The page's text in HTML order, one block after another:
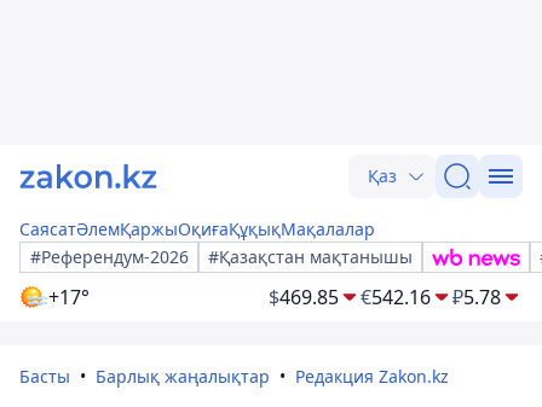
Қаз
СаясатӘлемҚаржыОқиғаҚұқықМақалалар
#Референдум-2026
#Қазақстан мақтанышы
+17° $469.85 €542.16 ₽5.78
Басты Барлық жаңалықтар Редакция Zakon.kz